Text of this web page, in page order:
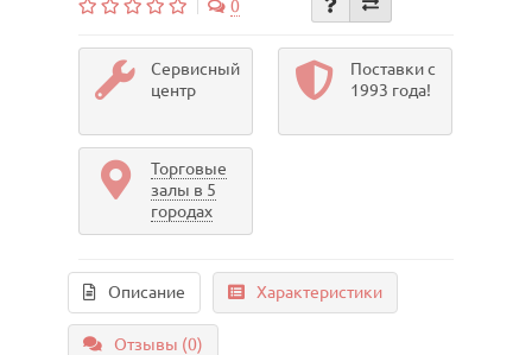
0
Сервисный
центр
Поставки с
1993 года!
Торговые
залы в 5
городах
Описание Характеристики
Отзывы (0)